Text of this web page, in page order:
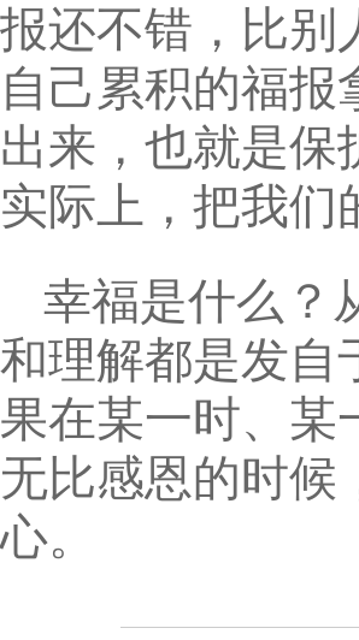
报还不错，比别
自己累积的福
出来，也就是保
实际上，把我们
幸福是什么？
和理解都是发自
果在某一时、某
无比感恩的时候
心。